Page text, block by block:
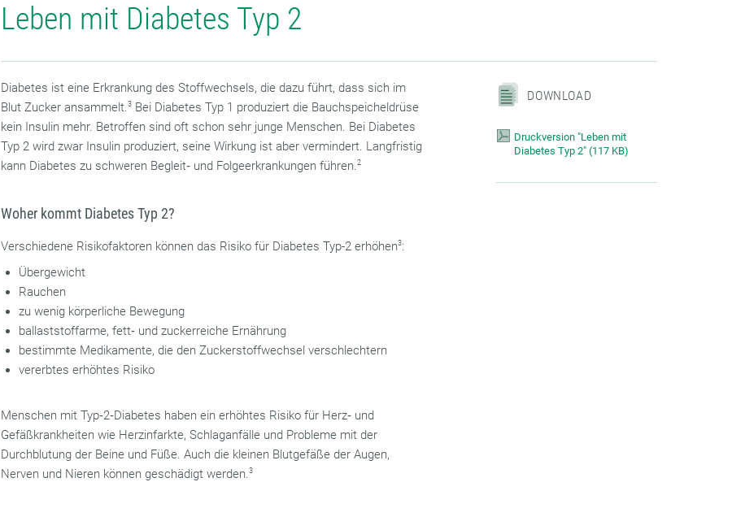
Leben mit Diabetes Typ 2
Diabetes ist eine Erkrankung des Stoffwechsels, die dazu führt, dass sich im
Blut Zucker ansammelt.3 Bei Diabetes Typ 1 produziert die Bauchspeicheldrüse
kein Insulin mehr. Betroffen sind oft schon sehr junge Menschen. Bei Diabetes
Typ 2 wird zwar Insulin produziert, seine Wirkung ist aber vermindert. Langfristig
kann Diabetes zu schweren Begleit‐ und Folgeerkrankungen führen.2
Woher kommt Diabetes Typ 2?
Verschiedene Risikofaktoren können das Risiko für Diabetes Typ-2 erhöhen3:
Übergewicht
Rauchen
zu wenig körperliche Bewegung
ballaststoffarme, fett‐ und zuckerreiche Ernährung
bestimmte Medikamente, die den Zuckerstoffwechsel verschlechtern
vererbtes erhöhtes Risiko
Menschen mit Typ‐2‐Diabetes haben ein erhöhtes Risiko für Herz‐ und
Gefäßkrankheiten wie Herzinfarkte, Schlaganfälle und Probleme mit der
Durchblutung der Beine und Füße. Auch die kleinen Blutgefäße der Augen,
Nerven und Nieren können geschädigt werden.3
DOWNLOAD
Druckversion "Leben mit
Diabetes Typ 2" (117 KB)